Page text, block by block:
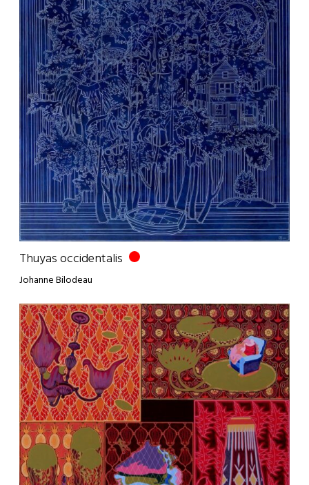
Thuyas occidentalis
Johanne Bilodeau